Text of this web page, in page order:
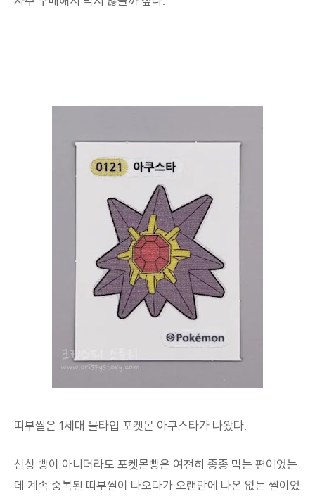
띠부씰은 1세대 물타입 포켓몬 아쿠스타가 나왔다.
신상 빵이 아니더라도 포켓몬빵은 여전히 종종 먹는 편이었는
데 계속 중복된 띠부씰이 나오다가 오랜만에 나온 없는 씰이었